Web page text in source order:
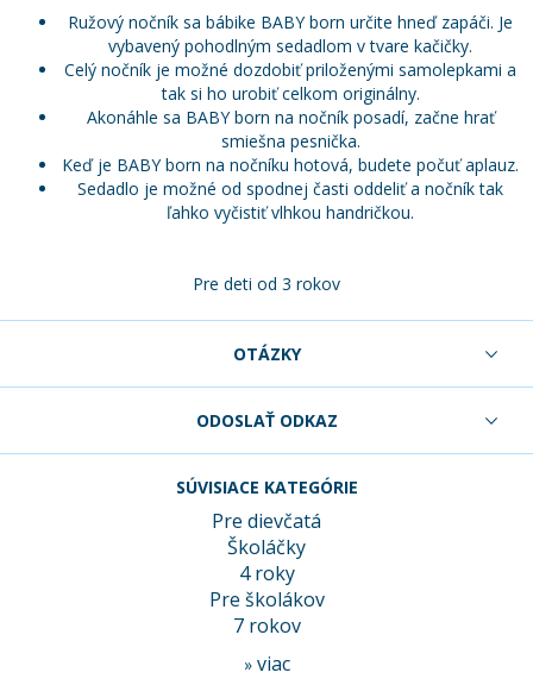
Ružový nočník sa bábike BABY born určite hneď zapáči. Je
vybavený pohodlným sedadlom v tvare kačičky.
Celý nočník je možné dozdobiť priloženými samolepkami a
tak si ho urobiť celkom originálny.
Akonáhle sa BABY born na nočník posadí, začne hrať
smiešna pesnička.
Keď je BABY born na nočníku hotová, budete počuť aplauz.
Sedadlo je možné od spodnej časti oddeliť a nočník tak
ľahko vyčistiť vlhkou handričkou.
Pre deti od 3 rokov
OTÁZKY
ODOSLAŤ ODKAZ
SÚVISIACE KATEGÓRIE
Pre dievčatá
Školáčky
4 roky
Pre školákov
7 rokov
» viac